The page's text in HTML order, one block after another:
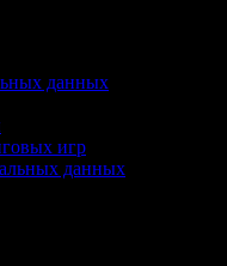
данных
игр
данных